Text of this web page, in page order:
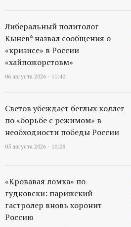
Либеральный политолог
Кынев* назвал сообщения о
«кризисе» в России
«хайпожорстовм»
06 августа 2026 - 11:40
Светов убеждает беглых коллег
по «борьбе с режимом» в
необходиости победы России
05 августа 2026 - 10:28
«Кровавая ломка» по-
гудковски: парижский
гастролер вновь хоронит
Россию